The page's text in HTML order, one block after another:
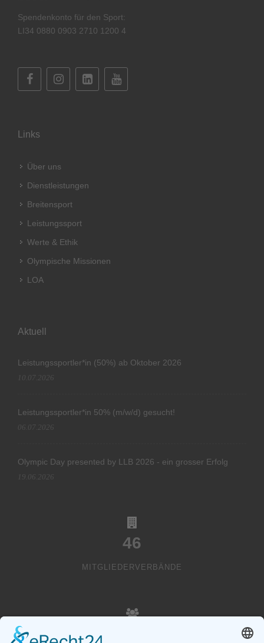
Spendenkonto für den Sport:
LI34 0880 0903 2710 1200 4
Links
Über uns
Dienstleistungen
Breitensport
Leistungssport
Werte & Ethik
Olympische Missionen
LOA
Aktuell
Leistungssportler*in (50%) ab Oktober 2026
10.07.2026
Leistungssportler*in 50% (m/w/d) gesucht!
06.07.2026
Olympic Day presented by LLB 2026 - ein grosser Erfolg
19.06.2026
46
MITGLIEDERVERBÄNDE